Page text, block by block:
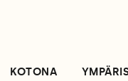
KOTONA